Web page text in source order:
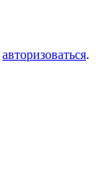
авторизоваться.